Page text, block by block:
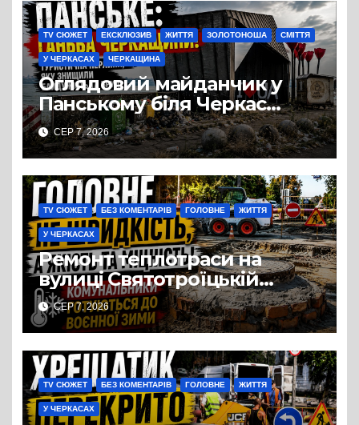
TV СЮЖЕТ ЕКСКЛЮЗИВ ЖИТТЯ ЗОЛОТОНОША СМІТТЯ
У ЧЕРКАСАХ ЧЕРКАЩИНА
Оглядовий майданчик у
Панському біля Черкас
перетворився на занедбане
сміттєзвалище
СЕР 7, 2026
TV СЮЖЕТ БЕЗ КОМЕНТАРІВ ГОЛОВНЕ ЖИТТЯ
У ЧЕРКАСАХ
Ремонт теплотраси на
вулиці Святотроїцькій
затягнувся порівняно із
запланованими термінами.
Вулицю досі не відкрили
для руху
СЕР 7, 2026
TV СЮЖЕТ БЕЗ КОМЕНТАРІВ ГОЛОВНЕ ЖИТТЯ
У ЧЕРКАСАХ